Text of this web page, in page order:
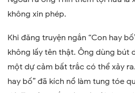
không xin phép.
Khi đăng truyện ngắn “Con hay
không lấy tên thật. Ông dùng bút
một dự cảm bất trắc có thể xảy
hay bố” đã kích nổ làm tung tóe